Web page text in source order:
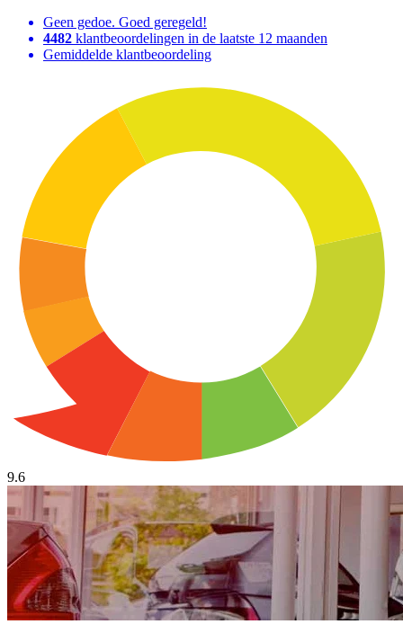
Geen gedoe. Goed geregeld!
4482 klantbeoordelingen in de laatste 12 maanden
Gemiddelde klantbeoordeling
9.6